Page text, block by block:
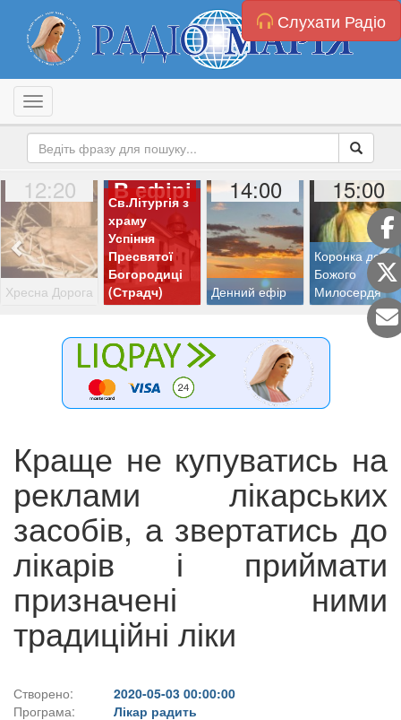
Слухати Радіо
Toggle navigation
12:20
Хресна Дорога
В ефірі
Св.Літургія з
храму
Успіння
Пресвятої
Богородиці
(Страдч)
14:00
Денний ефір
15:00
Коронка до
Божого
Милосердя
Краще не купуватись на
реклами лікарських
засобів, а звертатись до
лікарів і приймати
призначені ними
традиційні ліки
Створено:
2020-05-03 00:00:00
Програма:
Лікар радить